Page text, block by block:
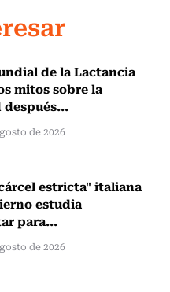
de la Lactancia
mitos sobre la
de 2026
estricta" italiana
estudia
para...
de 2026